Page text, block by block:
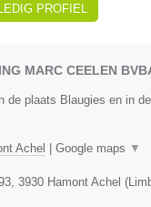
PROFIEL
MARC CEELEN
de plaats Blaugies en in
Achel Google maps ▼
3930 Hamont Achel (